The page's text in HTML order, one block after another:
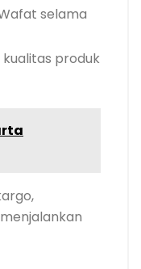
selama
produk